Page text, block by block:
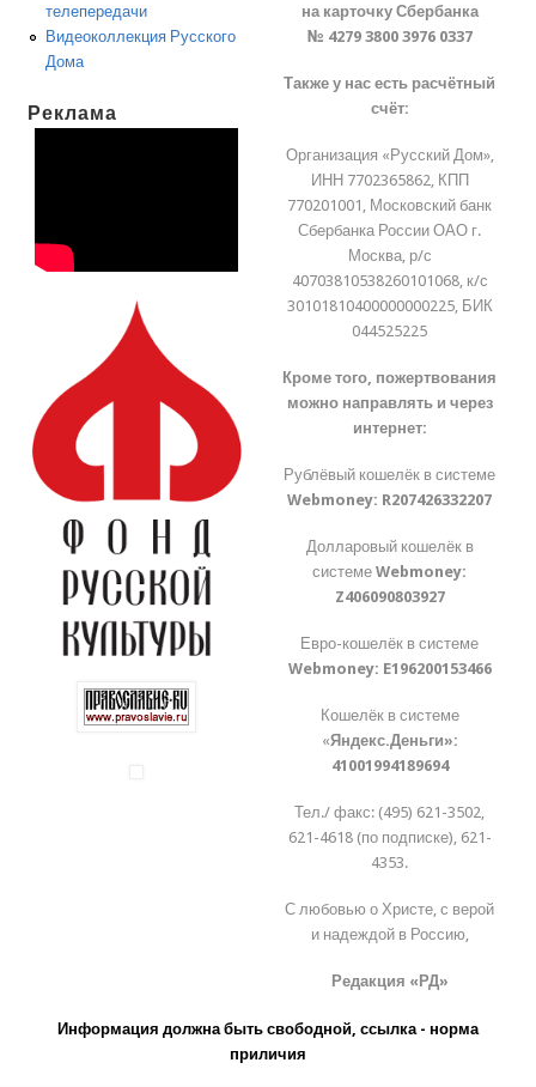
телепередачи
Видеоколлекция Русского
Дома
Реклама
на карточку Сбербанка
№ 4279 3800 3976 0337
Также у нас есть расчётный
счёт:
Организация «Русский Дом»,
ИНН 7702365862, КПП
770201001, Московский банк
Сбербанка России ОАО г.
Москва, р/с
40703810538260101068, к/с
30101810400000000225, БИК
044525225
Кроме того, пожертвования
можно направлять и через
интернет:
Рублёвый кошелёк в системе
Webmoney: R207426332207
Долларовый кошелёк в
системеWebmoney:
Z406090803927
Евро-кошелёк в системе
Webmoney: E196200153466
Кошелёк в системе
«Яндекс.Деньги»:
41001994189694
Тел./ факс: (495) 621-3502,
621-4618 (по подписке), 621-
4353.
С любовью о Христе, с верой
и надеждой в Россию,
Редакция «РД»
Информация должна быть свободной, ссылка - норма
приличия